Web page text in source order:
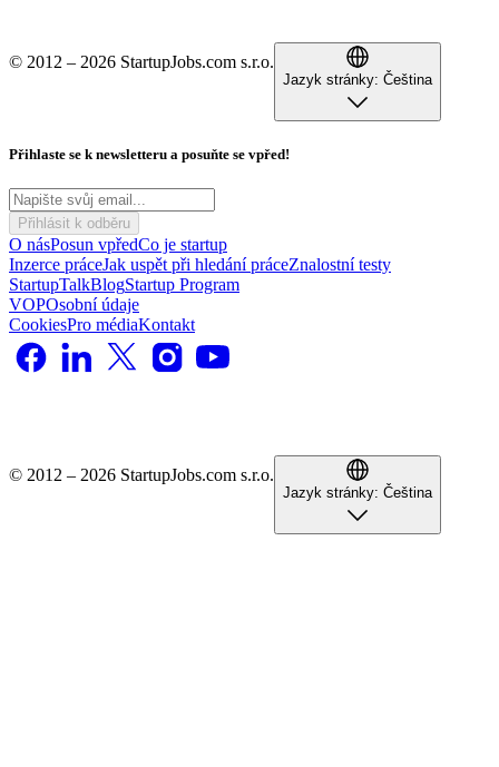
© 2012 – 2026 StartupJobs.com s.r.o.
Jazyk stránky: Čeština
Přihlaste se k newsletteru a posuňte se vpřed!
Přihlásit k odběru
O násPosun vpředCo je startup
Inzerce práceJak uspět při hledání práceZnalostní testy
StartupTalkBlogStartup Program
VOPOsobní údaje
CookiesPro médiaKontakt
© 2012 – 2026 StartupJobs.com s.r.o.
Jazyk stránky: Čeština